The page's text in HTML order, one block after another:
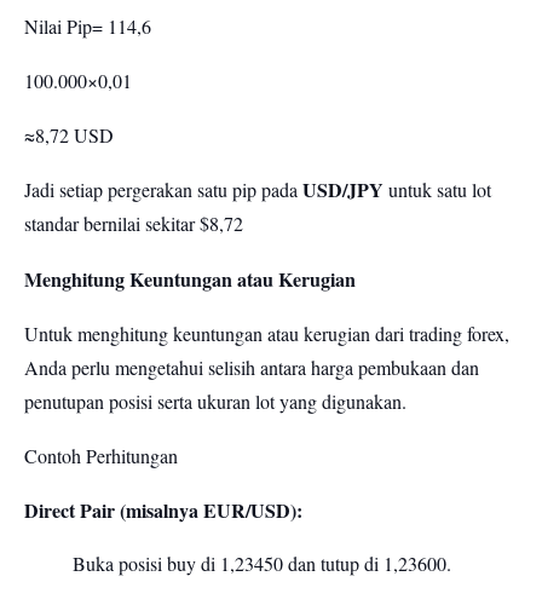
Nilai Pip= 114,6
100.000×0,01
≈8,72 USD
Jadi setiap pergerakan satu pip pada USD/JPY untuk satu lot
standar bernilai sekitar $8,72
Menghitung Keuntungan atau Kerugian
Untuk menghitung keuntungan atau kerugian dari trading forex,
Anda perlu mengetahui selisih antara harga pembukaan dan
penutupan posisi serta ukuran lot yang digunakan.
Contoh Perhitungan
Direct Pair (misalnya EUR/USD):
Buka posisi buy di 1,23450 dan tutup di 1,23600.